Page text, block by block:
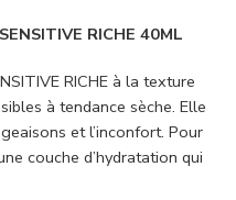
RICHE 40ML
RICHE à la texture
à tendance sèche. Elle
et l’inconfort. Pour
couche d’hydratation qui